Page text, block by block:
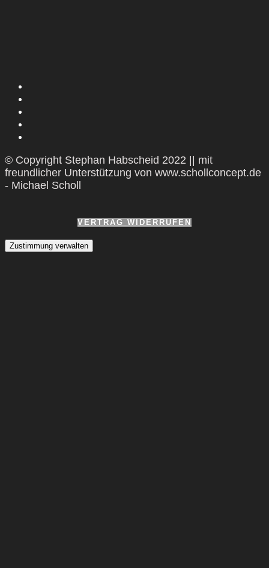
© Copyright Stephan Habscheid 2022 || mit
freundlicher Unterstützung von www.schollconcept.de
- Michael Scholl
VERTRAG WIDERRUFEN
Zustimmung verwalten